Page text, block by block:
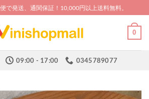
で発送、通関保証！10,000円以上送料無料。
0
09:00 - 17:00 0345789077